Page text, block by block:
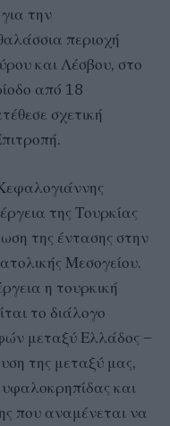
την
περιοχή
και Λέσβου, στο
από 18
σχετική
της Τουρκίας
της έντασης στην
Μεσογείου.
η τουρκική
το διάλογο
μεταξύ Ελλάδος –
της μεταξύ μας,
υφαλοκρηπίδας και
που αναμένεται να